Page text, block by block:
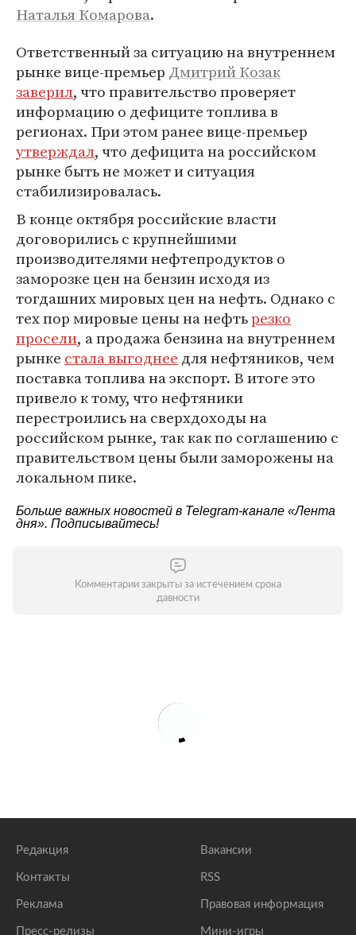
Наталья Комарова.
Ответственный за ситуацию на внутреннем
рынке вице-премьер Дмитрий Козак
заверил, что правительство проверяет
информацию о дефиците топлива в
регионах. При этом ранее вице-премьер
утверждал, что дефицита на российском
рынке быть не может и ситуация
стабилизировалась.
В конце октября российские власти
договорились с крупнейшими
производителями нефтепродуктов о
заморозке цен на бензин исходя из
тогдашних мировых цен на нефть. Однако с
тех пор мировые цены на нефтьрезко
просели, а продажа бензина на внутреннем
рынке стала выгоднее для нефтяников, чем
поставка топлива на экспорт. В итоге это
привело к тому, что нефтяники
перестроились на сверхдоходы на
российском рынке, так как по соглашению с
правительством цены были заморожены на
локальном пике.
Больше важных новостей в Telegram-канале «Лента
дня». Подписывайтесь!
Комментарии закрыты за истечением срока
давности
Редакция
Контакты
Реклама
Пресс-релизы
Вакансии
RSS
Правовая информация
Мини-игры